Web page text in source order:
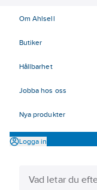
Om Ahlsell
Butiker
Hållbarhet
Jobba hos oss
Nya produkter
Logga in